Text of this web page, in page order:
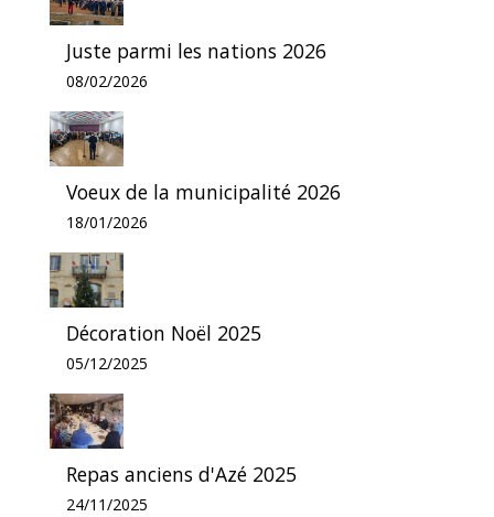
Juste parmi les nations 2026
08/02/2026
Voeux de la municipalité 2026
18/01/2026
Décoration Noël 2025
05/12/2025
Repas anciens d'Azé 2025
24/11/2025